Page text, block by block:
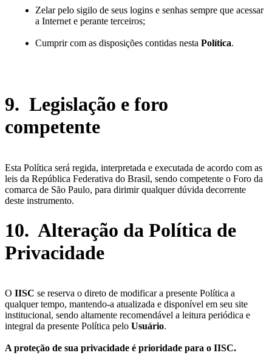
Zelar pelo sigilo de seus logins e senhas sempre que acessar
a Internet e perante terceiros;
Cumprir com as disposições contidas nesta Política.
9. Legislação e foro
competente
Esta Política será regida, interpretada e executada de acordo com as
leis da República Federativa do Brasil, sendo competente o Foro da
comarca de São Paulo, para dirimir qualquer dúvida decorrente
deste instrumento.
10. Alteração da Política de
Privacidade
O IISC se reserva o direto de modificar a presente Política a
qualquer tempo, mantendo-a atualizada e disponível em seu site
institucional, sendo altamente recomendável a leitura periódica e
integral da presente Política pelo Usuário.
A proteção de sua privacidade é prioridade para o IISC.